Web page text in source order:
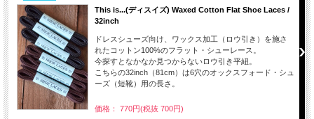
This is...(ディスイズ) Waxed Cotton Flat Shoe Laces /
32inch
ドレスシューズ向け、ワックス加工（ロウ引き）を施さ
れたコットン100%のフラット・シューレース。
今探すとなかなか見つからないロウ引き平紐。
こちらの32inch（81cm）は6穴のオックスフォード・シュ
ーズ（短靴）用の長さ。
価格： 770円(税抜 700円)